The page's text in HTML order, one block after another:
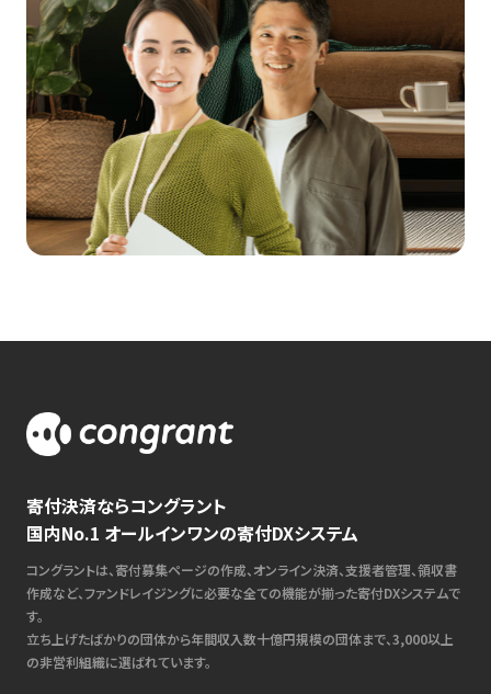
寄付決済ならコングラント
国内No.1 オールインワンの寄付DXシステム
コングラントは、寄付募集ページの作成、オンライン決済、支援者管理、領収書
作成など、ファンドレイジングに必要な全ての機能が揃った寄付DXシステムで
す。
立ち上げたばかりの団体から年間収入数十億円規模の団体まで、3,000以上
の非営利組織に選ばれています。